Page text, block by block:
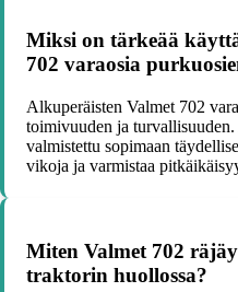
Miksi on tärkeää
702 varaosia
Alkuperäisten Valmet 702
toimivuuden ja
valmistettu sopimaan
vikoja ja varmistaa
Miten Valmet 702
traktorin huollossa?